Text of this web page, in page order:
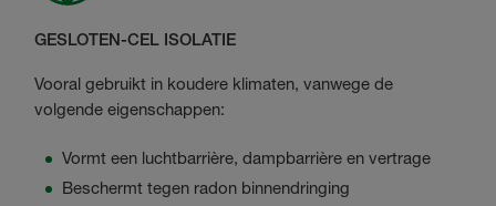
GESLOTEN-CEL ISOLATIE
Vooral gebruikt in koudere klimaten, vanwege de
volgende eigenschappen:
Vormt een luchtbarrière, dampbarrière en vertrage
Beschermt tegen radon binnendringing